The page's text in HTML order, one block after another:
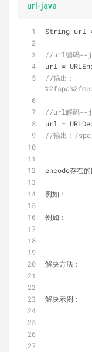
url-java
String url
//url编码--
url =
//输出：
//url解码--
url =
//输出：/
encode存在的
例如：
例如：
解决方法：
解决示例：